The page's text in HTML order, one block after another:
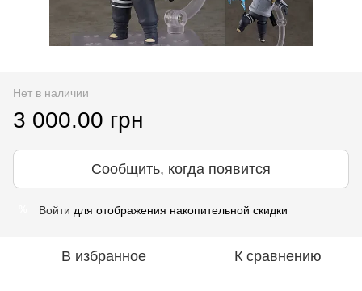
Нет в наличии
3 000.00 грн
Сообщить, когда появится
Войти для отображения накопительной скидки
В избранное К сравнению